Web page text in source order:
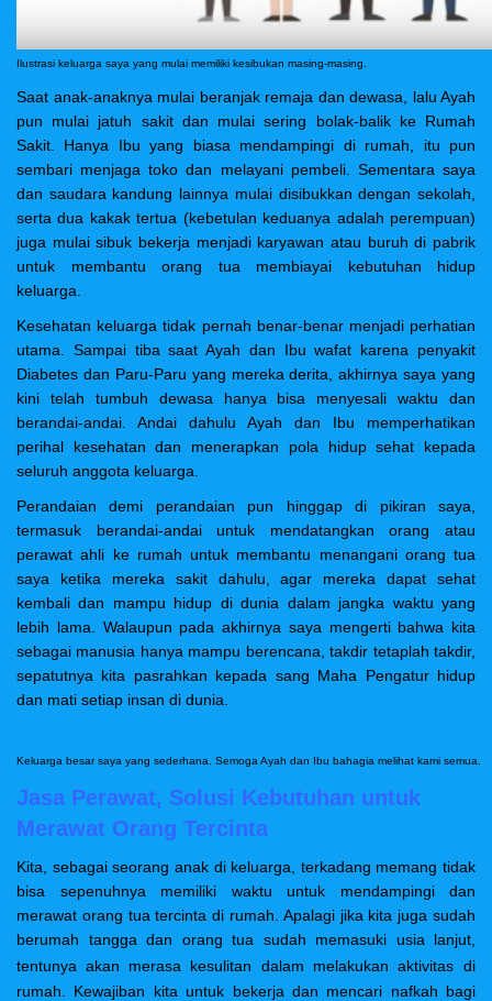
Ilustrasi keluarga saya yang mulai memiliki kesibukan masing-masing.
Saat anak-anaknya mulai beranjak remaja dan dewasa, lalu Ayah
pun mulai jatuh sakit dan mulai sering bolak-balik ke Rumah
Sakit. Hanya Ibu yang biasa mendampingi di rumah, itu pun
sembari menjaga toko dan melayani pembeli. Sementara saya
dan saudara kandung lainnya mulai disibukkan dengan sekolah,
serta dua kakak tertua (kebetulan keduanya adalah perempuan)
juga mulai sibuk bekerja menjadi karyawan atau buruh di pabrik
untuk membantu orang tua membiayai kebutuhan hidup
keluarga.
Kesehatan keluarga tidak pernah benar-benar menjadi perhatian
utama. Sampai tiba saat Ayah dan Ibu wafat karena penyakit
Diabetes dan Paru-Paru yang mereka derita, akhirnya saya yang
kini telah tumbuh dewasa hanya bisa menyesali waktu dan
berandai-andai. Andai dahulu Ayah dan Ibu memperhatikan
perihal kesehatan dan menerapkan pola hidup sehat kepada
seluruh anggota keluarga.
Perandaian demi perandaian pun hinggap di pikiran saya,
termasuk berandai-andai untuk mendatangkan orang atau
perawat ahli ke rumah untuk membantu menangani orang tua
saya ketika mereka sakit dahulu, agar mereka dapat sehat
kembali dan mampu hidup di dunia dalam jangka waktu yang
lebih lama. Walaupun pada akhirnya saya mengerti bahwa kita
sebagai manusia hanya mampu berencana, takdir tetaplah takdir,
sepatutnya kita pasrahkan kepada sang Maha Pengatur hidup
dan mati setiap insan di dunia.
Keluarga besar saya yang sederhana. Semoga Ayah dan Ibu bahagia melihat kami semua.
Jasa Perawat, Solusi Kebutuhan untuk
Merawat Orang Tercinta
Kita, sebagai seorang anak di keluarga, terkadang memang tidak
bisa sepenuhnya memiliki waktu untuk mendampingi dan
merawat orang tua tercinta di rumah. Apalagi jika kita juga sudah
berumah tangga dan orang tua sudah memasuki usia lanjut,
tentunya akan merasa kesulitan dalam melakukan aktivitas di
rumah. Kewajiban kita untuk bekerja dan mencari nafkah bagi